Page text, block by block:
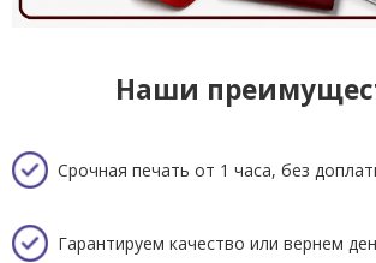
Наши
Срочная печать от 1 часа, без
Гарантируем качество или вернем